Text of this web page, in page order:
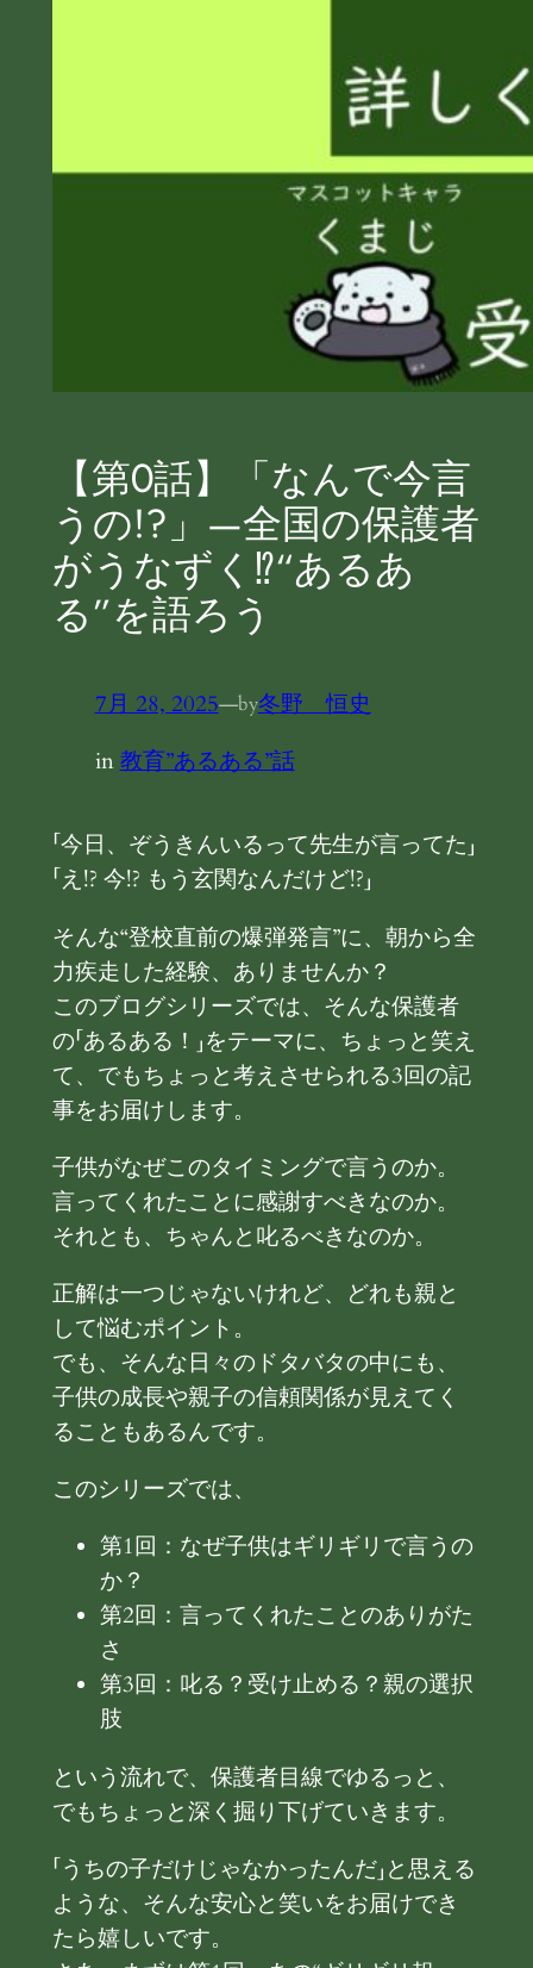
【第０話】「なんで今言
うの!?」—全国の保護者
がうなずく⁉“あるあ
る”を語ろう
7月 28, 2025—by冬野 恒史
in教育”あるある”話
「今日、ぞうきんいるって先生が言ってた」
「え!? 今!? もう玄関なんだけど!?」
そんな“登校直前の爆弾発言”に、朝から全
力疾走した経験、ありませんか？
このブログシリーズでは、そんな保護者
の「あるある！」をテーマに、ちょっと笑え
て、でもちょっと考えさせられる3回の記
事をお届けします。
子供がなぜこのタイミングで言うのか。
言ってくれたことに感謝すべきなのか。
それとも、ちゃんと叱るべきなのか。
正解は一つじゃないけれど、どれも親と
して悩むポイント。
でも、そんな日々のドタバタの中にも、
子供の成長や親子の信頼関係が見えてく
ることもあるんです。
このシリーズでは、
第1回：なぜ子供はギリギリで言うの
か？
第2回：言ってくれたことのありがた
さ
第3回：叱る？受け止める？親の選択
肢
という流れで、保護者目線でゆるっと、
でもちょっと深く掘り下げていきます。
「うちの子だけじゃなかったんだ」と思える
ような、そんな安心と笑いをお届けでき
たら嬉しいです。